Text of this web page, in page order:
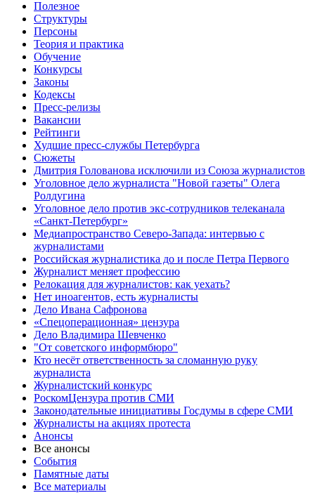
Полезное
Структуры
Персоны
Теория и практика
Обучение
Конкурсы
Законы
Кодексы
Пресс-релизы
Вакансии
Рейтинги
Худшие пресс-службы Петербурга
Сюжеты
Дмитрия Голованова исключили из Союза журналистов
Уголовное дело журналиста "Новой газеты" Олега
Ролдугина
Уголовное дело против экс-сотрудников телеканала
«Санкт-Петербург»
Медиапространство Северо-Запада: интервью с
журналистами
Российская журналистика до и после Петра Первого
Журналист меняет профессию
Релокация для журналистов: как уехать?
Нет иноагентов, есть журналисты
Дело Ивана Сафронова
«Спецоперационная» цензура
Дело Владимира Шевченко
"От советского информбюро"
Кто несёт ответственность за сломанную руку
журналиста
Журналистский конкурс
РоскомЦензура против СМИ
Законодательные инициативы Госдумы в сфере СМИ
Журналисты на акциях протеста
Анонсы
Все анонсы
События
Памятные даты
Все материалы